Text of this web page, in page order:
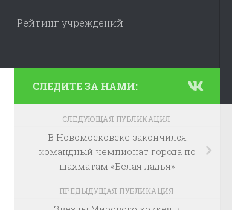
Рейтинг учреждений
СЛЕДИТЕ ЗА НАМИ:
СЛЕДУЮЩАЯ ПУБЛИКАЦИЯ
В Новомосковске закончился
командный чемпионат города по
шахматам «Белая ладья»
ПРЕДЫДУЩАЯ ПУБЛИКАЦИЯ